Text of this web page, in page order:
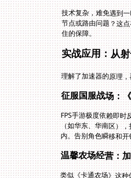
技术复杂，难免遇到
节点或路由问题？这
住的保障。
实战应用：从
理解了加速器的原理
征服国服战场：
FPS手游极度依赖即
（如华东、华南区）
内。告别角色瞬移和
温馨农场经营：